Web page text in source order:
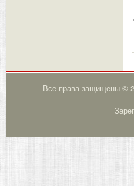
Все права защищены ©